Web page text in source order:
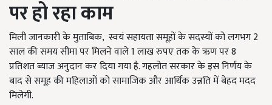
पर हो रहा काम
मिली जानकारी के मुताबिक, स्वयं सहायता समूहों के सदस्यों को लगभग 2
साल की समय सीमा पर मिलने वाले 1 लाख रुपए तक के ऋण पर 8
प्रतिशत ब्याज अनुदान कर दिया गया है. गहलोत सरकार के इस निर्णय के
बाद से समूह की महिलाओं को सामाजिक और आर्थिक उन्नति में बेहद मदद
मिलेगी.